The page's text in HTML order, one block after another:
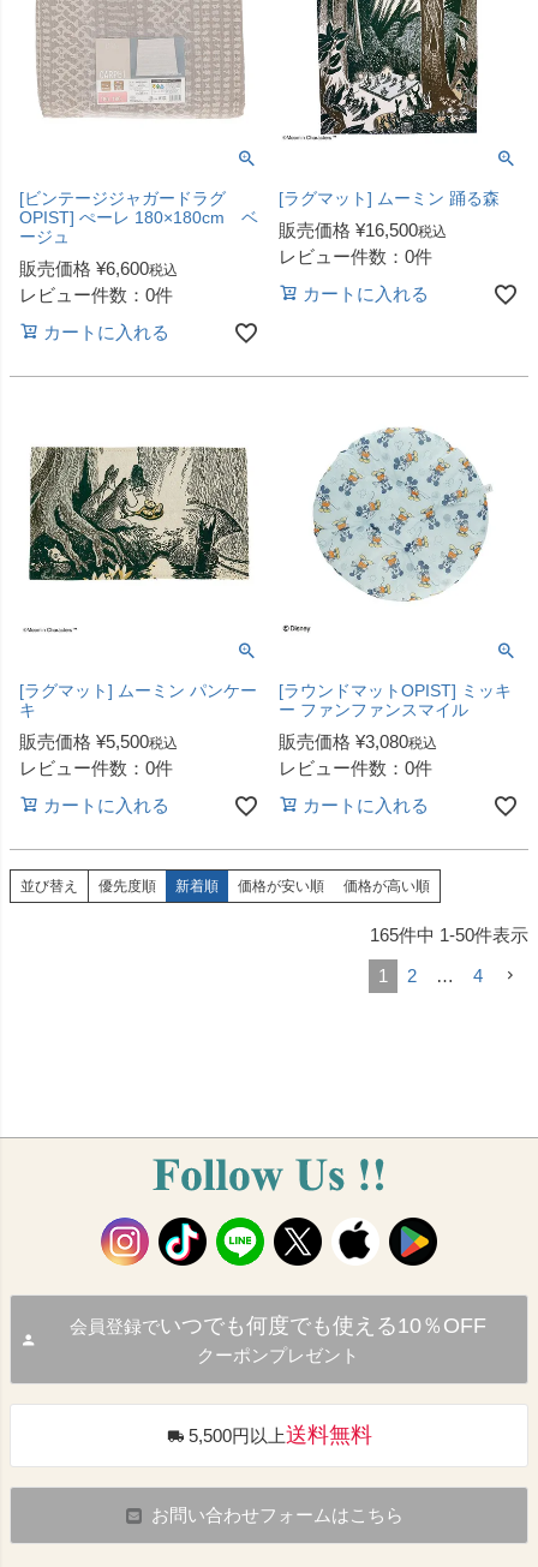
[ビンテージジャガードラグ
OPIST] ぺーレ 180×180cm ベ
ージュ
販売価格 ¥6,600税込
レビュー件数：0件
カートに入れる
[ラグマット] ムーミン 踊る森
販売価格 ¥16,500税込
レビュー件数：0件
カートに入れる
[ラグマット] ムーミン パンケー
キ
販売価格 ¥5,500税込
レビュー件数：0件
カートに入れる
[ラウンドマットOPIST] ミッキ
ー ファンファンスマイル
販売価格 ¥3,080税込
レビュー件数：0件
カートに入れる
並び替え 優先度順 新着順 価格が安い順 価格が高い順
165件中 1-50件表示
1
2 … 4
会員登録でいつでも何度でも使える10％OFF
クーポンプレゼント
5,500円以上送料無料
お問い合わせフォームはこちら